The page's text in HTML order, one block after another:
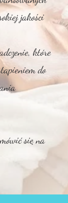
jakości
które
do
się na